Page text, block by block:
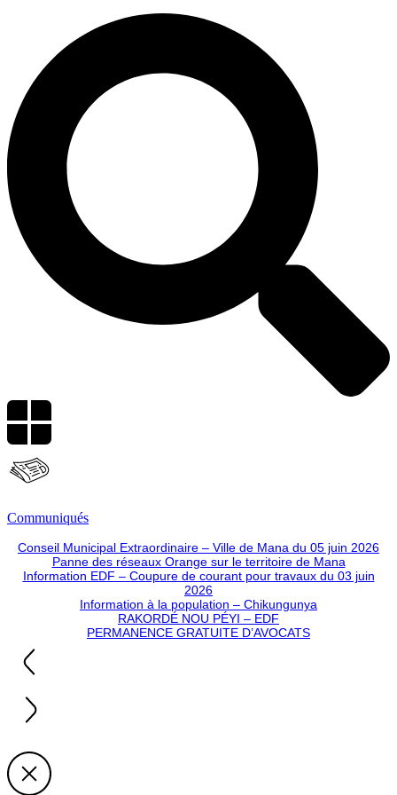
Communiqués
Conseil Municipal Extraordinaire – Ville de Mana du 05 juin 2026
Panne des réseaux Orange sur le territoire de Mana
Information EDF – Coupure de courant pour travaux du 03 juin
2026
Information à la population – Chikungunya
RAKORDÉ NOU PÉYI – EDF
PERMANENCE GRATUITE D’AVOCATS